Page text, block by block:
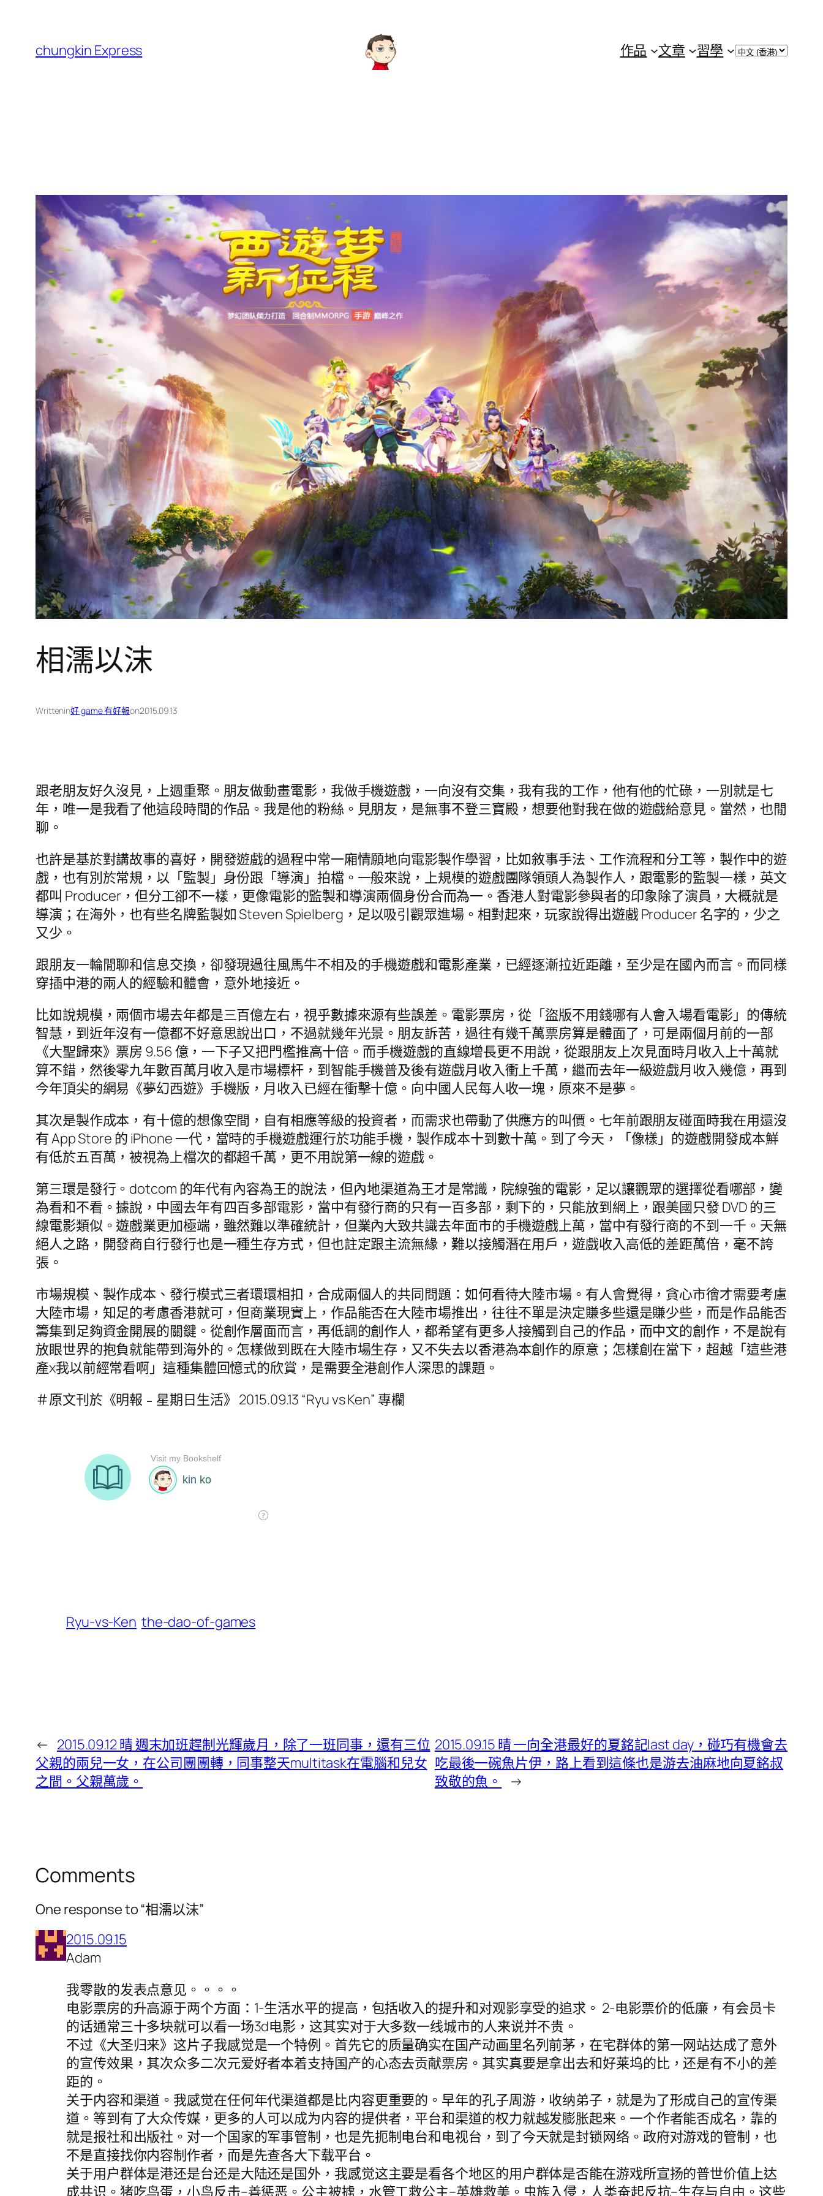
chungkin Express 作品 文章 習學
Choose
相濡以沫
Writtenin好 game 有好報on2015.09.13
跟老朋友好久沒見，上週重聚。朋友做動畫電影，我做手機遊戲，一向沒有交集，我有我的工作，他有他的忙碌，一別就是七
年，唯一是我看了他這段時間的作品。我是他的粉絲。見朋友，是無事不登三寶殿，想要他對我在做的遊戲給意見。當然，也閒
聊。
也許是基於對講故事的喜好，開發遊戲的過程中常一廂情願地向電影製作學習，比如敘事手法、工作流程和分工等，製作中的遊
戲，也有別於常規，以「監製」身份跟「導演」拍檔。一般來說，上規模的遊戲團隊領頭人為製作人，跟電影的監製一樣，英文
都叫 Producer，但分工卻不一樣，更像電影的監製和導演兩個身份合而為一。香港人對電影參與者的印象除了演員，大概就是
導演；在海外，也有些名牌監製如 Steven Spielberg，足以吸引觀眾進場。相對起來，玩家說得出遊戲 Producer 名字的，少之
又少。
跟朋友一輪閒聊和信息交換，卻發現過往風馬牛不相及的手機遊戲和電影產業，已經逐漸拉近距離，至少是在國內而言。而同樣
穿插中港的兩人的經驗和體會，意外地接近。
比如說規模，兩個市場去年都是三百億左右，視乎數據來源有些誤差。電影票房，從「盜版不用錢哪有人會入場看電影」的傳統
智慧，到近年沒有一億都不好意思說出口，不過就幾年光景。朋友訴苦，過往有幾千萬票房算是體面了，可是兩個月前的一部
《大聖歸來》票房 9.56 億，一下子又把門檻推高十倍。而手機遊戲的直線增長更不用說，從跟朋友上次見面時月收入上十萬就
算不錯，然後零九年數百萬月收入是市場標杆，到智能手機普及後有遊戲月收入衝上千萬，繼而去年一級遊戲月收入幾億，再到
今年頂尖的網易《夢幻西遊》手機版，月收入已經在衝擊十億。向中國人民每人收一塊，原來不是夢。
其次是製作成本，有十億的想像空間，自有相應等級的投資者，而需求也帶動了供應方的叫價。七年前跟朋友碰面時我在用還沒
有 App Store 的 iPhone 一代，當時的手機遊戲運行於功能手機，製作成本十到數十萬。到了今天，「像樣」的遊戲開發成本鮮
有低於五百萬，被視為上檔次的都超千萬，更不用說第一線的遊戲。
第三環是發行。dotcom 的年代有內容為王的說法，但內地渠道為王才是常識，院線強的電影，足以讓觀眾的選擇從看哪部，變
為看和不看。據說，中國去年有四百多部電影，當中有發行商的只有一百多部，剩下的，只能放到網上，跟美國只發 DVD 的三
線電影類似。遊戲業更加極端，雖然難以準確統計，但業內大致共識去年面市的手機遊戲上萬，當中有發行商的不到一千。天無
絕人之路，開發商自行發行也是一種生存方式，但也註定跟主流無緣，難以接觸潛在用戶，遊戲收入高低的差距萬倍，毫不誇
張。
市場規模、製作成本、發行模式三者環環相扣，合成兩個人的共同問題：如何看待大陸市場。有人會覺得，貪心市徻才需要考慮
大陸市場，知足的考慮香港就可，但商業現實上，作品能否在大陸市場推出，往往不單是決定賺多些還是賺少些，而是作品能否
籌集到足夠資金開展的關鍵。從創作層面而言，再低調的創作人，都希望有更多人接觸到自己的作品，而中文的創作，不是說有
放眼世界的抱負就能帶到海外的。怎樣做到既在大陸市場生存，又不失去以香港為本創作的原意；怎樣創在當下，超越「這些港
產x我以前經常看啊」這種集體回憶式的欣賞，是需要全港創作人深思的課題。
＃原文刊於《明報﹣星期日生活》 2015.09.13 “Ryu vs Ken” 專欄
Ryu-vs-Ken the-dao-of-games
← 2015.09.12 晴 週末加班趕制光輝歲月，除了一班同事，還有三位
父親的兩兒一女，在公司團團轉，同事整天multitask在電腦和兒女
之間。父親萬歲。
2015.09.15 晴 一向全港最好的夏銘記last day，碰巧有機會去
吃最後一碗魚片伊，路上看到這條也是游去油麻地向夏銘叔
致敬的魚。
→
Comments
One response to “相濡以沫”
2015.09.15
Adam
我零散的发表点意见。。。。
电影票房的升高源于两个方面：1-生活水平的提高，包括收入的提升和对观影享受的追求。 2-电影票价的低廉，有会员卡
的话通常三十多块就可以看一场3d电影，这其实对于大多数一线城市的人来说并不贵。
不过《大圣归来》这片子我感觉是一个特例。首先它的质量确实在国产动画里名列前茅，在宅群体的第一网站达成了意外
的宣传效果，其次众多二次元爱好者本着支持国产的心态去贡献票房。其实真要是拿出去和好莱坞的比，还是有不小的差
距的。
关于内容和渠道。我感觉在任何年代渠道都是比内容更重要的。早年的孔子周游，收纳弟子，就是为了形成自己的宣传渠
道。等到有了大众传媒，更多的人可以成为内容的提供者，平台和渠道的权力就越发膨胀起来。一个作者能否成名，靠的
就是报社和出版社。对一个国家的军事管制，也是先扼制电台和电视台，到了今天就是封锁网络。政府对游戏的管制，也
不是直接找你内容制作者，而是先查各大下载平台。
关于用户群体是港还是台还是大陆还是国外，我感觉这主要是看各个地区的用户群体是否能在游戏所宣扬的普世价值上达
成共识。猪吃鸟蛋，小鸟反击–善惩恶。公主被掳，水管工救公主–英雄救美。虫族入侵，人类奋起反抗–生存与自由。这些